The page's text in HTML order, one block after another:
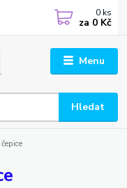
Menu
Hledat
0 ks
za 0 Kč